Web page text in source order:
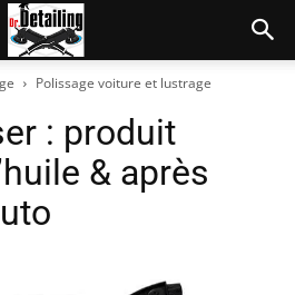
Polissage voiture et lustrage
: produit
& après